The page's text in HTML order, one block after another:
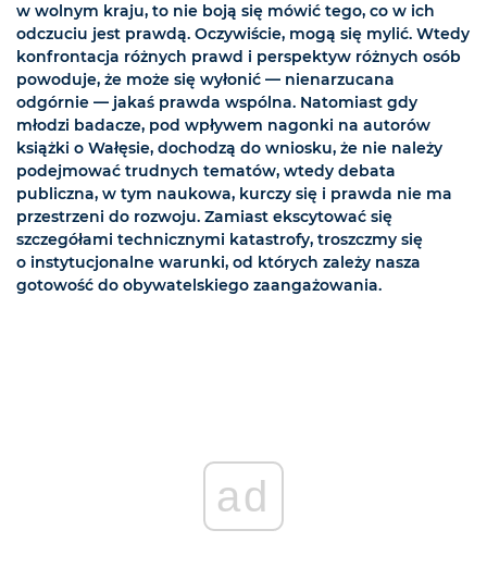
w wolnym kraju, to nie boją się mówić tego, co w ich
odczuciu jest prawdą. Oczywiście, mogą się mylić. Wtedy
konfrontacja różnych prawd i perspektyw różnych osób
powoduje, że może się wyłonić — nienarzucana
odgórnie — jakaś prawda wspólna. Natomiast gdy
młodzi badacze, pod wpływem nagonki na autorów
książki o Wałęsie, dochodzą do wniosku, że nie należy
podejmować trudnych tematów, wtedy debata
publiczna, w tym naukowa, kurczy się i prawda nie ma
przestrzeni do rozwoju. Zamiast ekscytować się
szczegółami technicznymi katastrofy, troszczmy się
o instytucjonalne warunki, od których zależy nasza
gotowość do obywatelskiego zaangażowania.
ad